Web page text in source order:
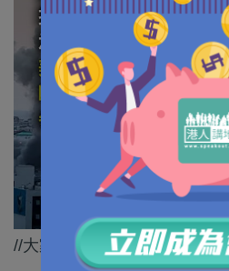
//大家一齊畀LIKE支持保羅呢